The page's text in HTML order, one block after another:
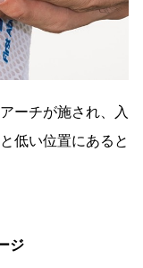
ーチが施され、入
低い位置にあると
ジ